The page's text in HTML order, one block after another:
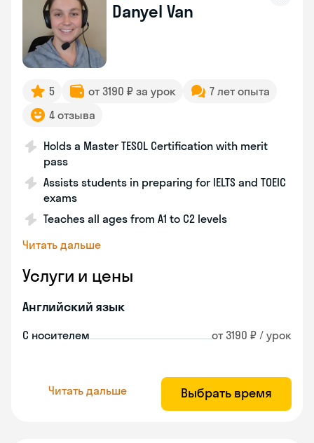
Danyel Van
5 от 3190 ₽ за урок
7 лет опыта
4 отзыва
Holds a Master TESOL Certification with merit
pass
Assists students in preparing for IELTS and TOEIC
exams
Teaches all ages from A1 to C2 levels
Читать дальше
Услуги и цены
Английский язык
С носителем от 3190 ₽ / урок
Читать дальше Выбрать время